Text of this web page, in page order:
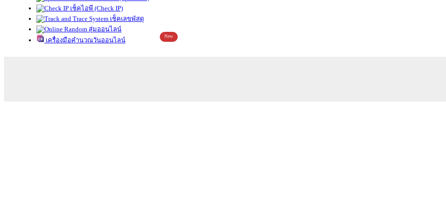
เช็คไอพี (Check IP)
เช็คเลขพัสดุ
สุ่มออนไลน์
เครื่องมือคำนวณวันออนไลน์
New